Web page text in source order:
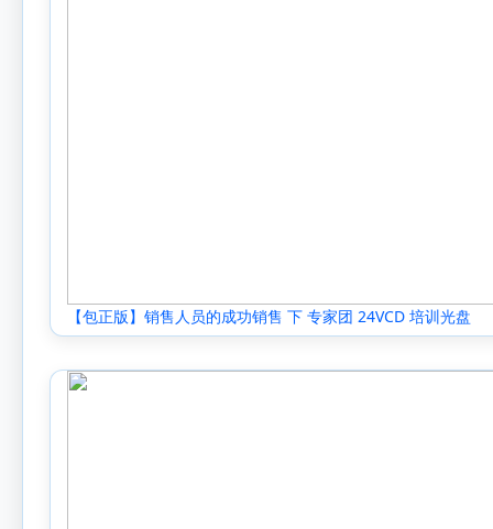
【包正版】销售人员的成功销售 下 专家团 24VCD 培训光盘